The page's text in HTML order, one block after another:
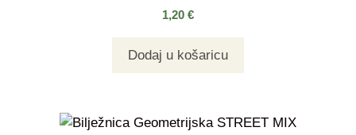
1,20 €
Dodaj u košaricu